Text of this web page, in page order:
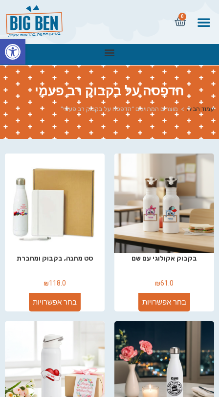
0
הדפסה על בקבוק רב פעמי
עמוד הבית > מוצרים המתויגים “הדפסה על בקבוק רב פעמי”
בקבוק אקולוגי עם שם
₪61.0
בחר אפשרויות
סט מתנה, בקבוק ומחברת
₪118.0
בחר אפשרויות